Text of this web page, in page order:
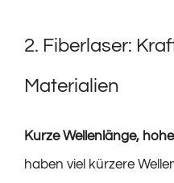
2. Fiberlaser:
Materialien
Kurze Wellenlänge,
haben viel kürzere